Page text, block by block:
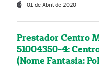
01 de Abril de 2020
Prestador Centro
51004350-4:
(Nome Fantasia: